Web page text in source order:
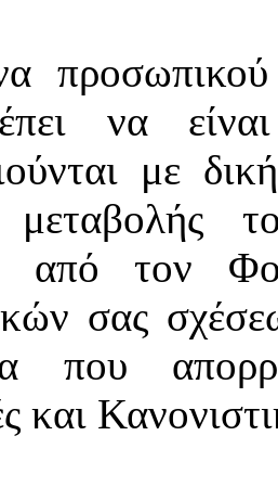
να
με
μεταβολής
από τον
σας
που
και